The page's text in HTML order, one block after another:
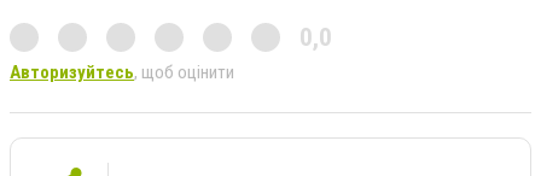
0,0
Авторизуйтесь, щоб оцінити